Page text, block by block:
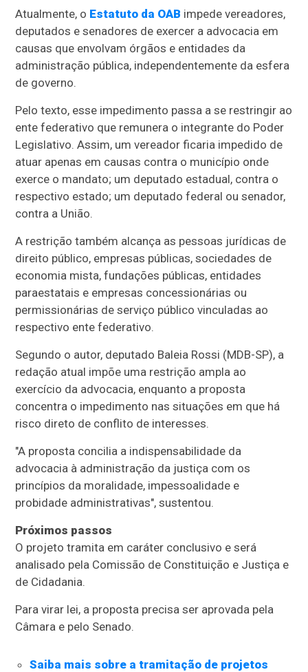
Atualmente, o Estatuto da OAB impede vereadores,
deputados e senadores de exercer a advocacia em
causas que envolvam órgãos e entidades da
administração pública, independentemente da esfera
de governo.
Pelo texto, esse impedimento passa a se restringir ao
ente federativo que remunera o integrante do Poder
Legislativo. Assim, um vereador ficaria impedido de
atuar apenas em causas contra o município onde
exerce o mandato; um deputado estadual, contra o
respectivo estado; um deputado federal ou senador,
contra a União.
A restrição também alcança as pessoas jurídicas de
direito público, empresas públicas, sociedades de
economia mista, fundações públicas, entidades
paraestatais e empresas concessionárias ou
permissionárias de serviço público vinculadas ao
respectivo ente federativo.
Segundo o autor, deputado Baleia Rossi (MDB-SP), a
redação atual impõe uma restrição ampla ao
exercício da advocacia, enquanto a proposta
concentra o impedimento nas situações em que há
risco direto de conflito de interesses.
"A proposta concilia a indispensabilidade da
advocacia à administração da justiça com os
princípios da moralidade, impessoalidade e
probidade administrativas", sustentou.
Próximos passos
O projeto tramita em caráter conclusivo e será
analisado pela Comissão de Constituição e Justiça e
de Cidadania.
Para virar lei, a proposta precisa ser aprovada pela
Câmara e pelo Senado.
Saiba mais sobre a tramitação de projetos